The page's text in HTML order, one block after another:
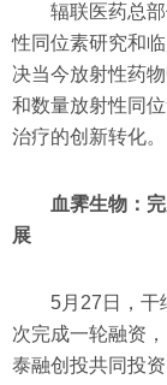
辐联医药总
性同位素研究和
决当今放射性药
和数量放射性同
治疗的创新转化。
血霁生物：
展
5月27日，干
次完成一轮融资
泰融创投共同投